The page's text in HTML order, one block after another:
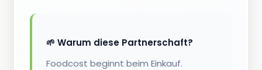
🌱 Warum diese Partnerschaft?
Foodcost beginnt beim Einkauf.